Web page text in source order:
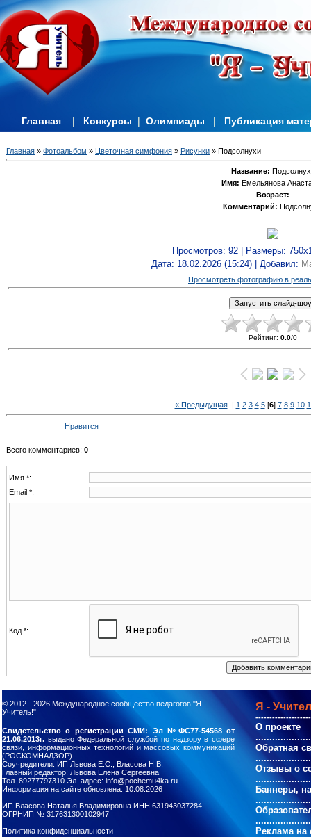
Главная | Конкурсы | Олимпиады | Публикация
Главная » Фотоальбом » Цветочная симфония » Рисунки » Подсолнухи
Название:
Имя: Емельянова
Возраст:
Комментарий:
Просмотров: 92 | Размеры:
Дата: 18.02.2026 (15:24) | Добавил:
Просмотреть фотографию в
Рейтинг: 0.0/0
« Предыдущая| 1 2 3 4 5[6] 7 8 9 10
Нравится
Всего комментариев: 0
Имя *:
Email *:
Код *:
© 2012 - 2026 Международное сообщество педагогов "Я -
Учитель!"
Я -
О проекте
Обратная
Отзывы о
Баннеры,
Реклама на
Свидетельство о регистрации СМИ: Эл №ФС77-54568 от
21.06.2013г. выдано Федеральной службой по надзору в сфере
связи, информационных технологий и массовых коммуникаций
(РОСКОМНАДЗОР).
Соучредители: ИП Львова Е.С., Власова Н.В.
Главный редактор: Львова Елена Сергеевна
Тел. 89277797310 Эл. адрес: info@pochemu4ka.ru
Информация на сайте обновлена: 10.08.2026
ИП Власова Наталья Владимировна ИНН 631943037284
ОГРНИП № 317631300102947
Политика конфиденциальности